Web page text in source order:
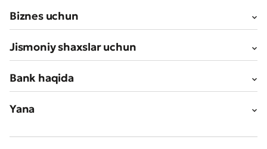
Biznes uchun
Jismoniy shaxslar uchun
Bank haqida
Yana